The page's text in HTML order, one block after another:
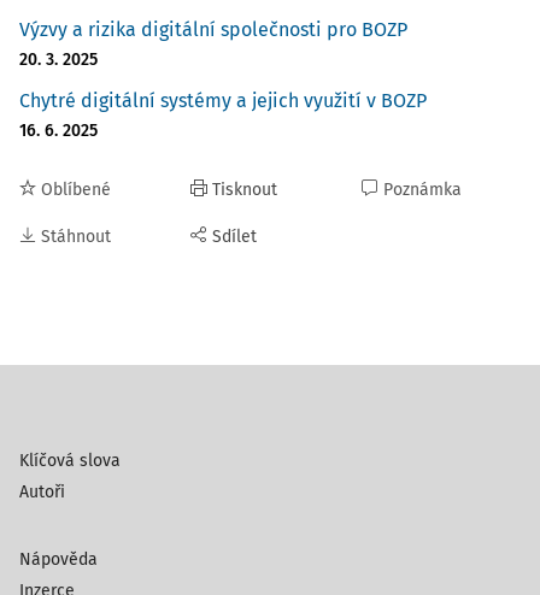
Výzvy a rizika digitální společnosti pro BOZP
20. 3. 2025
Chytré digitální systémy a jejich využití v BOZP
16. 6. 2025
Oblíbené
Stáhnout
Tisknout
Sdílet
Poznámka
Klíčová slova
Autoři
Nápověda
Inzerce